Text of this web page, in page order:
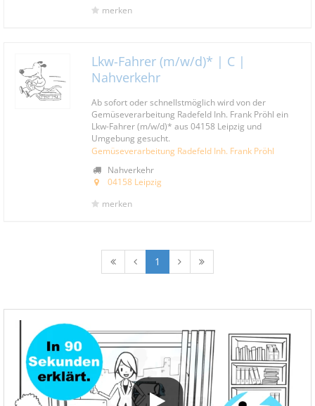
merken
Lkw-Fahrer (m/w/d)* | C |
Nahverkehr
Ab sofort oder schnellstmöglich wird von der
Gemüseverarbeitung Radefeld Inh. Frank Pröhl ein
Lkw-Fahrer (m/w/d)* aus 04158 Leipzig und
Umgebung gesucht.
Gemüseverarbeitung Radefeld Inh. Frank Pröhl
Nahverkehr
04158 Leipzig
merken
1